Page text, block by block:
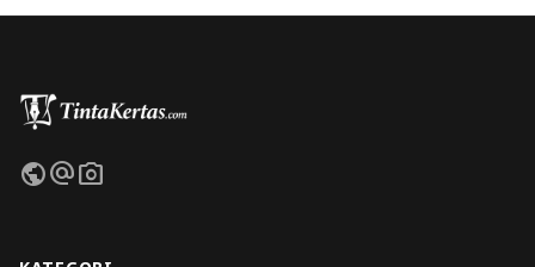
publicalternate_emailphoto_camera